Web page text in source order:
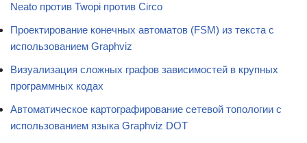
Neato против Twopi против Circo
Проектирование конечных автоматов (FSM) из текста с
использованием Graphviz
Визуализация сложных графов зависимостей в крупных
программных кодах
Автоматическое картографирование сетевой топологии с
использованием языка Graphviz DOT